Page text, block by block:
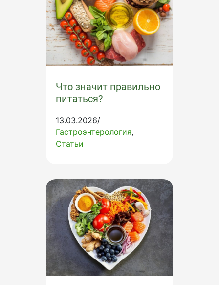
Что значит правильно
питаться?
13.03.2026/
Гастроэнтерология
Статьи